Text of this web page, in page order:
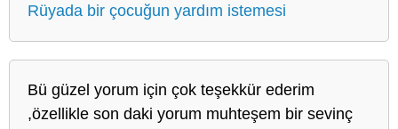
Rüyada bir çocuğun yardım istemesi
Bü güzel yorum için çok teşekkür ederim
,özellikle son daki yorum muhteşem bir sevinç